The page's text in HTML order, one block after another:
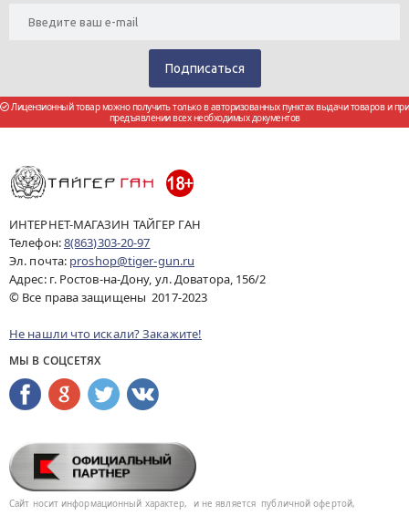
Лицензионный товар можно получить только в авторизованных пунктах выдачи товаров и при
предъявлении всех необходимых документов
ИНТЕРНЕТ-МАГАЗИН ТАЙГЕР ГАН
Телефон:8(863)303-20-97
Эл. почта: proshop@tiger-gun.ru
Адрес: г. Ростов-на-Дону, ул. Доватора, 156/2
© Все права защищены 2017-2023
Не нашли что искали? Закажите!
МЫ В СОЦСЕТЯХ
Сайт носит информационный характер, и не является публичной офертой,